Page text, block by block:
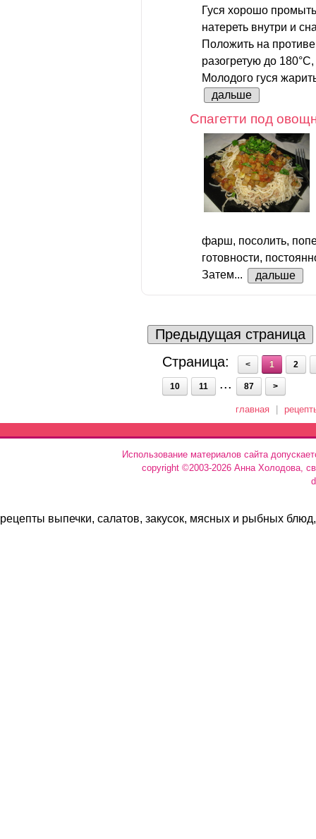
Гуся хорошо
натереть внутри и
Положить на
разогретую до
Молодого гуся
дальше
Спагетти под
фарш, посолить,
готовности,
Затем...
дальше
Предыдущая страница
Страница:
< 1 2
10 11 ... 87 >
главная
Использование материалов сайта
copyright ©2003-2026 Анна Холодова,
рецепты выпечки, салатов, закусок, мясных и рыбных